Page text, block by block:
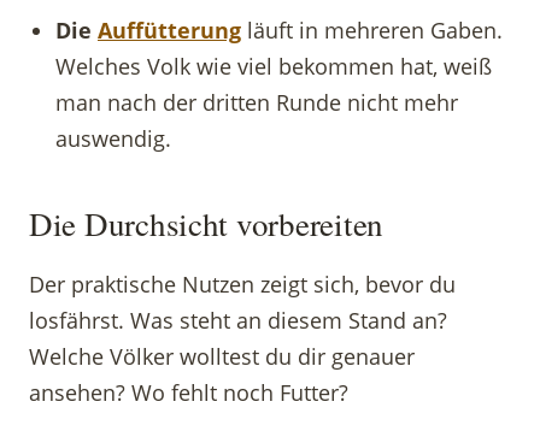
Die Auffütterung läuft in mehreren Gaben.
Welches Volk wie viel bekommen hat, weiß
man nach der dritten Runde nicht mehr
auswendig.
Die Durchsicht vorbereiten
Der praktische Nutzen zeigt sich, bevor du
losfährst. Was steht an diesem Stand an?
Welche Völker wolltest du dir genauer
ansehen? Wo fehlt noch Futter?